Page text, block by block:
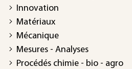
Innovation
Matériaux
Mécanique
Mesures - Analyses
Procédés chimie - bio - agro